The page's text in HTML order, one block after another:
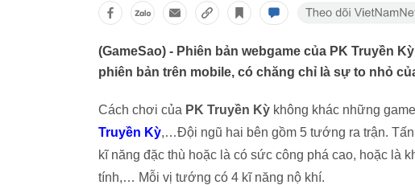
(GameSao) - Phiên bản webgame của PK Truyền
phiên bản trên mobile, có chăng chỉ là sự to nhỏ
Cách chơi của PK Truyền Kỳ không khác những
Truyền Kỳ,…Đội ngũ hai bên gồm 5 tướng ra trận.
kĩ năng đặc thù hoặc là có sức công phá cao, hoặc là
tính,… Mỗi vị tướng có 4 kĩ năng nộ khí.